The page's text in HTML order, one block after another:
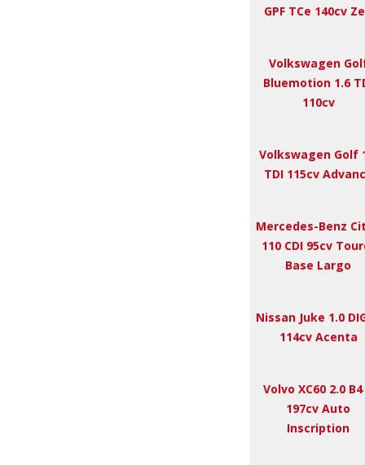
GPF TCe 140cv
Volkswagen
Bluemotion 1.6
110cv
Volkswagen Golf
TDI 115cv
Mercedes-Benz
110 CDI 95cv
Base Largo
Nissan Juke 1.0
114cv Acenta
Volvo XC60 2.0 B4
197cv Auto
Inscription